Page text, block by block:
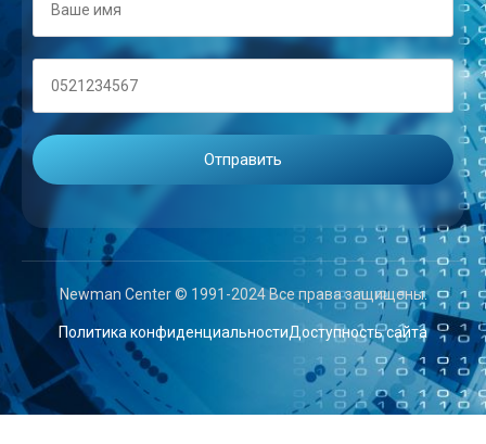
Newman Center © 1991-2024 Все права защищены.
Политика конфиденциальностиДоступность сайта